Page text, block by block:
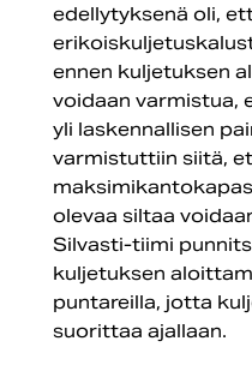
edellytyksenä oli,
ennen kuljetuksen
voidaan varmistua,
yli laskennallisen
varmistuttiin siitä,
olevaa siltaa
Silvasti-tiimi
kuljetuksen
puntareilla, jotta
suorittaa ajallaan.